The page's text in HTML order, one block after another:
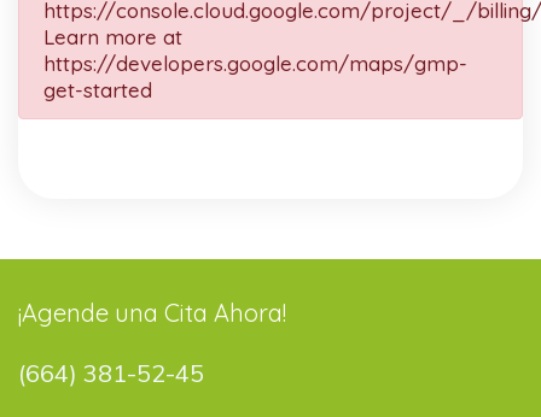
https://console.cloud.google.com/project/_/
Learn more at
https://developers.google.com/maps/gmp-
get-started
¡Agende una Cita Ahora!
(664) 381-52-45